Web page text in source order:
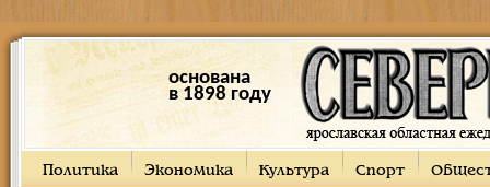
основана
в 1898 году
Политика Экономика Культура Спорт